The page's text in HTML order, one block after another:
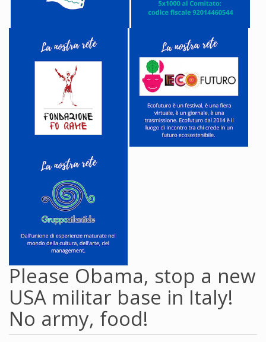
Please Obama, stop a new
USA militar base in Italy!
No army, food!